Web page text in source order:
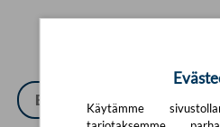
Käytämme